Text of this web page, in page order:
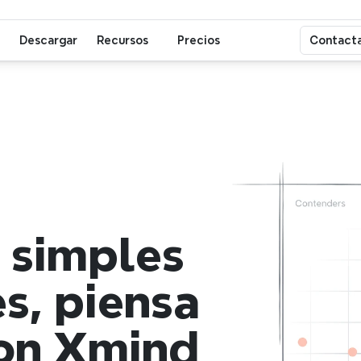
piensa
Xmind
Descargar Recursos Precios